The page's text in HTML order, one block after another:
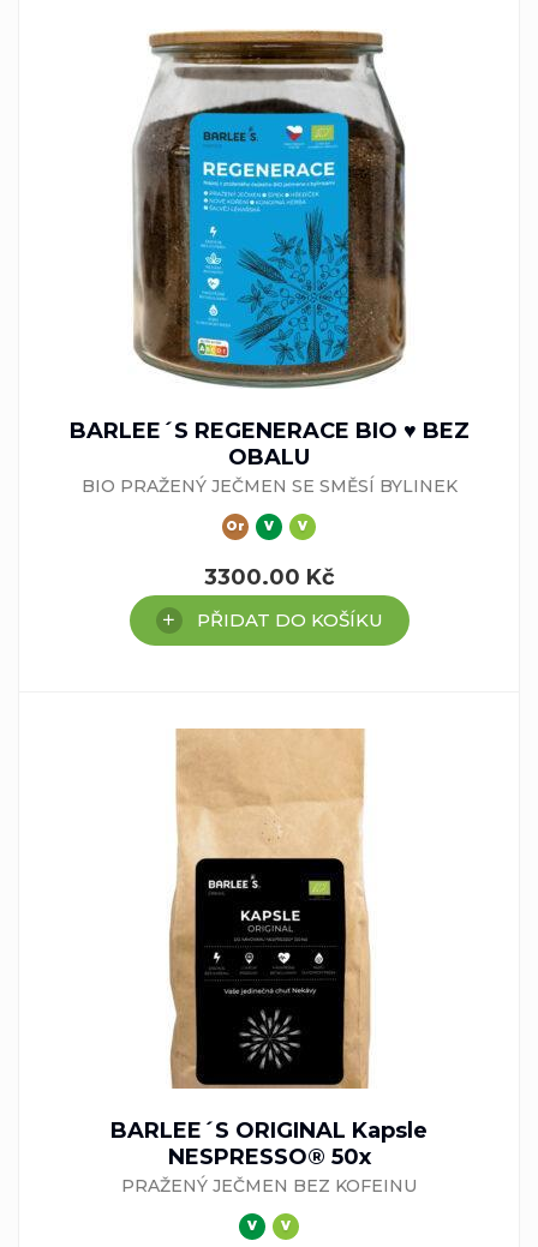
BARLEE´S REGENERACE BIO ♥ BEZ
OBALU
BIO PRAŽENÝ JEČMEN SE SMĚSÍ BYLINEK
Or V V
3300.00 Kč
PŘIDAT DO KOŠÍKU
BARLEE´S ORIGINAL Kapsle
NESPRESSO® 50x
PRAŽENÝ JEČMEN BEZ KOFEINU
V V